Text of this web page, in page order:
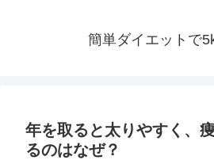
簡単ダイエットで
年を取ると太りやすく、
るのはなぜ？